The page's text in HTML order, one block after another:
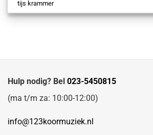
tijs krammer
Hulp nodig? Bel 023-5450815
(ma t/m za: 10:00-12:00)
info@123koormuziek.nl